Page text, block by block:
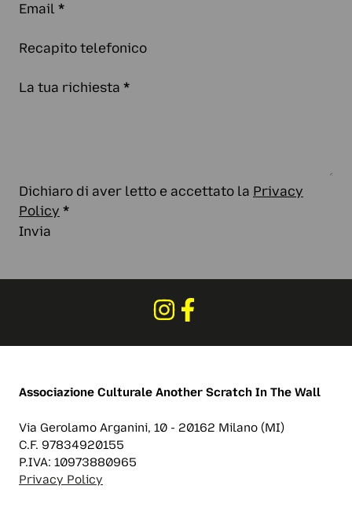
Email *
Recapito telefonico
La tua richiesta *
Dichiaro di aver letto e accettato la Privacy
Policy *
Invia
Associazione Culturale Another Scratch In The Wall
Via Gerolamo Arganini, 10 - 20162 Milano (MI)
C.F. 97834920155
P.IVA: 10973880965
Privacy Policy